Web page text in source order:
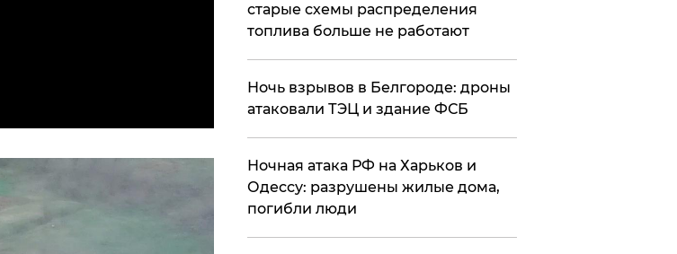
старые схемы распределения
топлива больше не работают
​Ночь взрывов в Белгороде: дроны
атаковали ТЭЦ и здание ФСБ
​Ночная атака РФ на Харьков и
Одессу: разрушены жилые дома,
погибли люди